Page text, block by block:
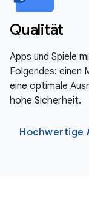
Qualität
Apps und Spiele
Folgendes: einen
eine optimale
hohe Sicherheit.
Hochwertige